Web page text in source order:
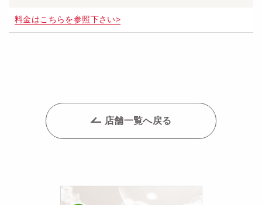
料金はこちらを参照下さい>
店舗一覧へ戻る